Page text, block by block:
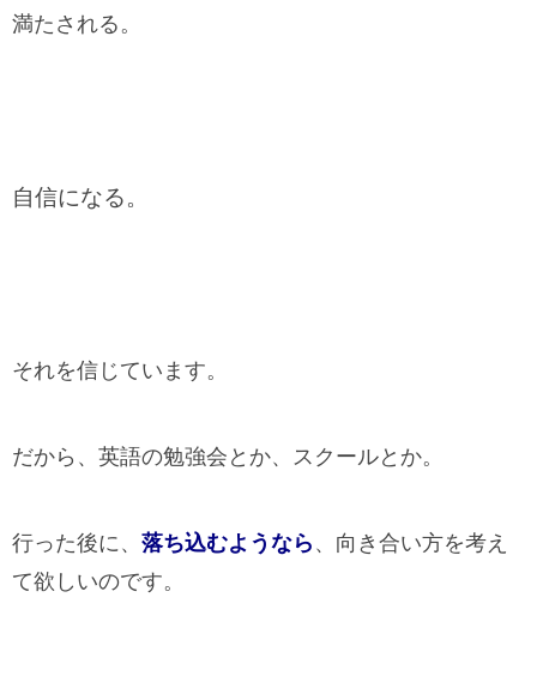
満たされる。
自信になる。
それを信じています。
だから、英語の勉強会とか、スクールとか。
行った後に、 落ち込むようなら 、向き合い方を考え
て欲しいのです。